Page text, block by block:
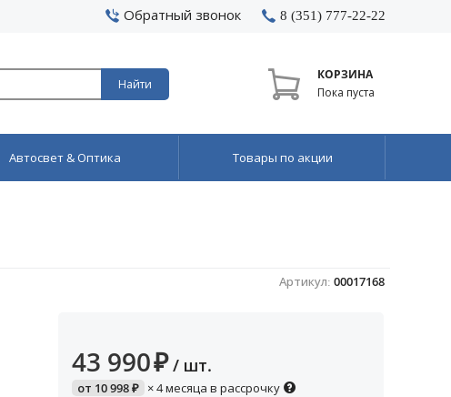
Обратный звонок 8 (351) 777-22-22
Найти
КОРЗИНА
Пока пуста
Автосвет & Оптика Товары по акции
Артикул: 00017168
43 990₽ / шт.
от 10 998₽ × 4 месяца в рассрочку